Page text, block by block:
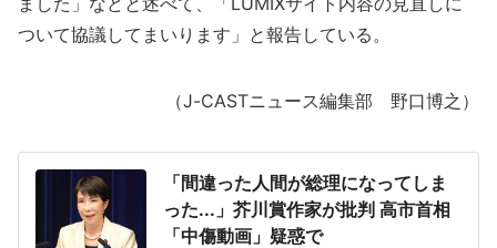
ついて協議してまいります」と報告している。
（J-CASTニュース編集部 野口博之）
「間違った人間が総理になってしま
った...」芥川賞作家が批判 高市首相
「中傷動画」疑惑で